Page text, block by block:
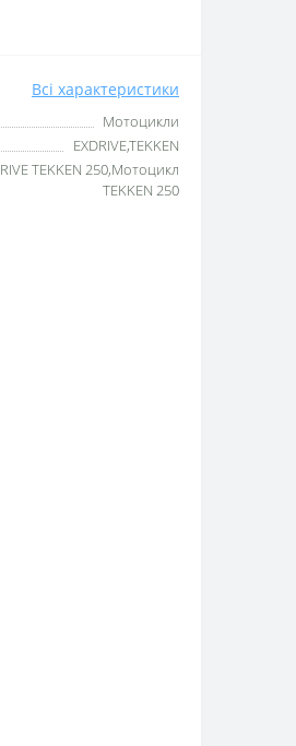
Всі характеристики
Мотоцикли
EXDRIVE,TEKKEN
TEKKEN 250,Мотоцикл
TEKKEN 250